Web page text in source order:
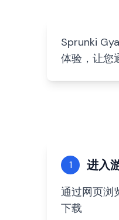
Sprunki
体验，让您
1 进入
通过网页浏
下载